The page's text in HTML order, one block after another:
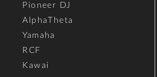
Pioneer DJ
AlphaTheta
Yamaha
RCF
Kawai